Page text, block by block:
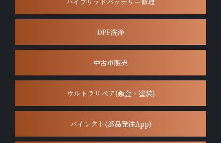
DPF洗浄
中古車販売
ウルトラリペア(鈑金・塗装)
バイレクト(部品発注App)